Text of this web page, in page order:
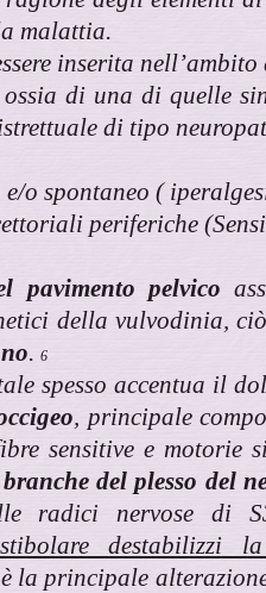
malattia.
inserita
di una di quelle
di tipo
o spontaneo (
periferiche
pavimento pelvico
della vulvodinia,
.6
spesso accentua il
, principale
sensitive e motorie
branche del plesso del
radici nervose di
destabilizzi
la principale